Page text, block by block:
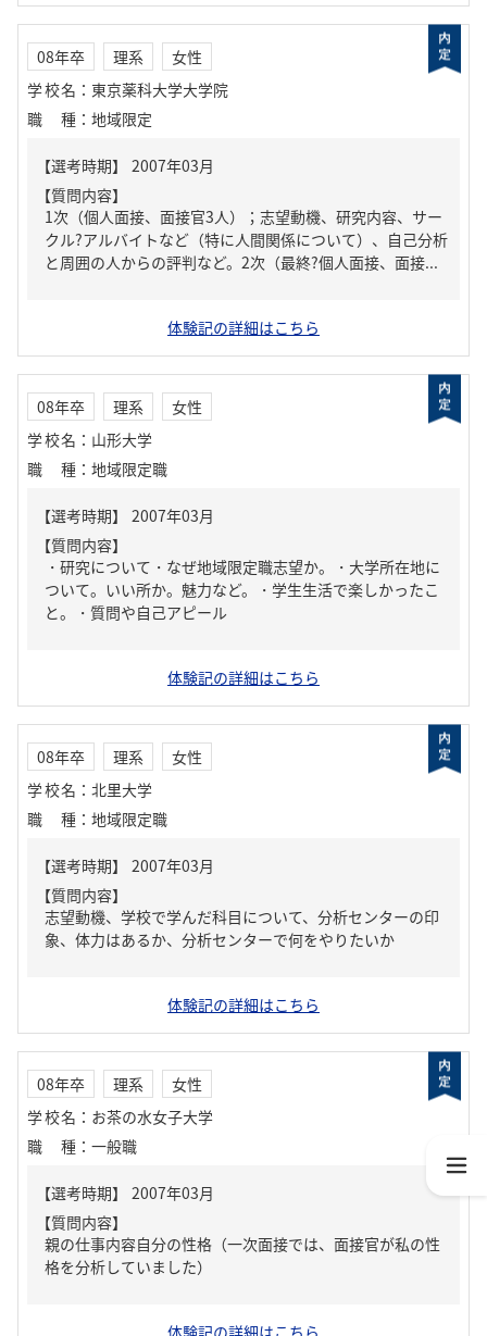
08年卒 理系
女性
学校名 ： 東京薬科大学大学院
職種 ： 地域限定
【質問内容】
1次（個人面接、面接官3人）；志望動機、研究内容、サー
クル?アルバイトなど（特に人間関係について）、自己分析
と周囲の人からの評判など。2次（最終?個人面接、面接...
体験記の詳細はこちら
08年卒 理系
女性
学校名 ： 山形大学
職種 ： 地域限定職
【質問内容】
・研究について・なぜ地域限定職志望か。・大学所在地に
ついて。いい所か。魅力など。・学生生活で楽しかったこ
と。・質問や自己アピール
体験記の詳細はこちら
08年卒 理系
女性
学校名 ： 北里大学
職種 ： 地域限定職
【質問内容】
志望動機、学校で学んだ科目について、分析センターの印
象、体力はあるか、分析センターで何をやりたいか
体験記の詳細はこちら
08年卒 理系
女性
学校名 ： お茶の水女子大学
職種 ： 一般職
【質問内容】
親の仕事内容自分の性格（一次面接では、面接官が私の性
格を分析していました）
体験記の詳細はこちら